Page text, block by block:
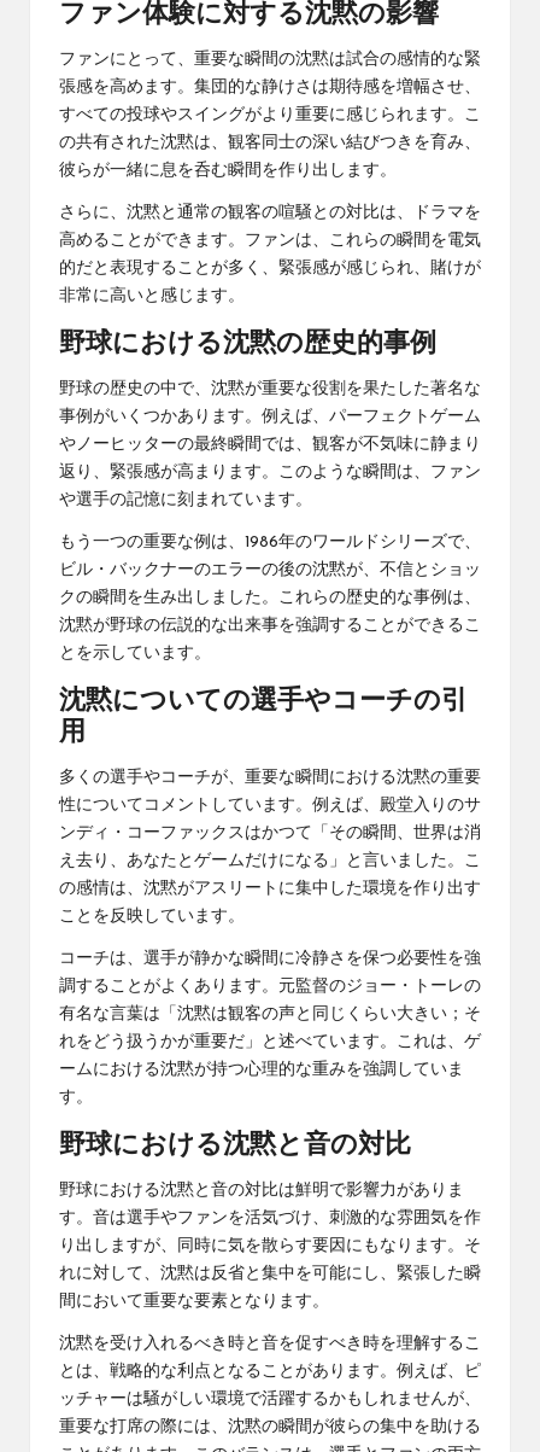
ファン体験に対する沈黙の影響
ファンにとって、重要な瞬間の沈黙は試合の感情的な緊
張感を高めます。集団的な静けさは期待感を増幅させ、
すべての投球やスイングがより重要に感じられます。こ
の共有された沈黙は、観客同士の深い結びつきを育み、
彼らが一緒に息を呑む瞬間を作り出します。
さらに、沈黙と通常の観客の喧騒との対比は、ドラマを
高めることができます。ファンは、これらの瞬間を電気
的だと表現することが多く、緊張感が感じられ、賭けが
非常に高いと感じます。
野球における沈黙の歴史的事例
野球の歴史の中で、沈黙が重要な役割を果たした著名な
事例がいくつかあります。例えば、パーフェクトゲーム
やノーヒッターの最終瞬間では、観客が不気味に静まり
返り、緊張感が高まります。このような瞬間は、ファン
や選手の記憶に刻まれています。
もう一つの重要な例は、1986年のワールドシリーズで、
ビル・バックナーのエラーの後の沈黙が、不信とショッ
クの瞬間を生み出しました。これらの歴史的な事例は、
沈黙が野球の伝説的な出来事を強調することができるこ
とを示しています。
沈黙についての選手やコーチの引
用
多くの選手やコーチが、重要な瞬間における沈黙の重要
性についてコメントしています。例えば、殿堂入りのサ
ンディ・コーファックスはかつて「その瞬間、世界は消
え去り、あなたとゲームだけになる」と言いました。こ
の感情は、沈黙がアスリートに集中した環境を作り出す
ことを反映しています。
コーチは、選手が静かな瞬間に冷静さを保つ必要性を強
調することがよくあります。元監督のジョー・トーレの
有名な言葉は「沈黙は観客の声と同じくらい大きい；そ
れをどう扱うかが重要だ」と述べています。これは、ゲ
ームにおける沈黙が持つ心理的な重みを強調していま
す。
野球における沈黙と音の対比
野球における沈黙と音の対比は鮮明で影響力がありま
す。音は選手やファンを活気づけ、刺激的な雰囲気を作
り出しますが、同時に気を散らす要因にもなります。そ
れに対して、沈黙は反省と集中を可能にし、緊張した瞬
間において重要な要素となります。
沈黙を受け入れるべき時と音を促すべき時を理解するこ
とは、戦略的な利点となることがあります。例えば、ピ
ッチャーは騒がしい環境で活躍するかもしれませんが、
重要な打席の際には、沈黙の瞬間が彼らの集中を助ける